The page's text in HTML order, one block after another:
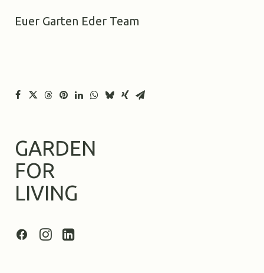
Euer Garten Eder Team
GARDEN
FOR
LIVING